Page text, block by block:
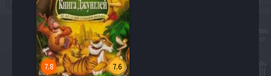
7.6
7.8